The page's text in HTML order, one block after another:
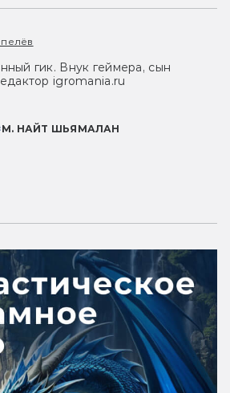
гик. Внук геймера, сын
igromania.ru
М. НАЙТ ШЬЯМАЛАН